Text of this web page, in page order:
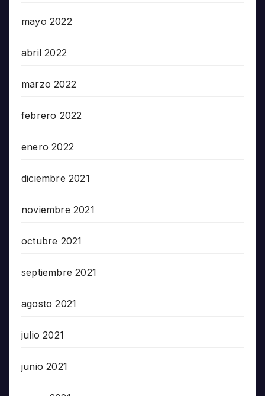
mayo 2022
abril 2022
marzo 2022
febrero 2022
enero 2022
diciembre 2021
noviembre 2021
octubre 2021
septiembre 2021
agosto 2021
julio 2021
junio 2021